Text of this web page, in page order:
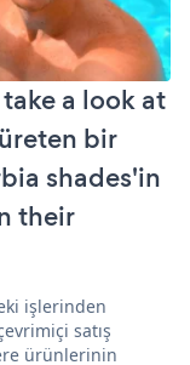
a look at
bir
shades'in
their
işlerinden
satış
ürünlerinin